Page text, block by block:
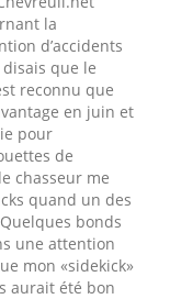
la
d’accidents
que le
reconnu que
en juin et
pour
de
chasseur me
quand un des
bonds
une attention
mon «sidekick»
aurait été bon